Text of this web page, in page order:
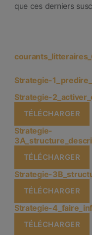
que ces derniers
Strategie-
Strategie-
TÉLÉCHARGER
Strategie-
TÉLÉCHARGER
Strategie-
TÉLÉCHARGER
Strategie-
TÉLÉCHARGER